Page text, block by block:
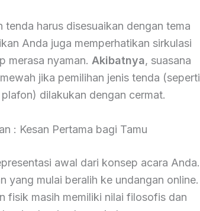
tenda harus disesuaikan dengan tema
Anda juga memperhatikan sirkulasi
merasa nyaman. Akibatnya, suasana
jika pemilihan jenis tenda (seperti
dilakukan dengan cermat.
: Kesan Pertama bagi Tamu
awal dari konsep acara Anda.
yang mulai beralih ke undangan online.
fisik masih memiliki nilai filosofis dan